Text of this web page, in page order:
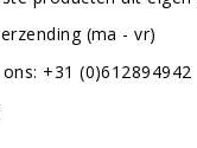
(ma - vr)
+31 (0)612894942